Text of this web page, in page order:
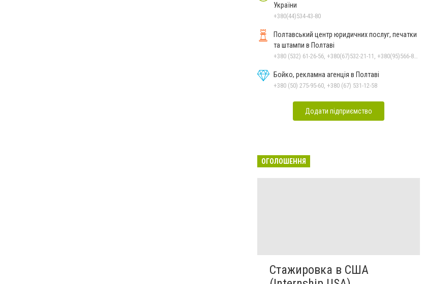
України
+380(44)534-43-80
Полтавський центр юридичних послуг, печатки
та штампи в Полтаві
Бойко, рекламна агенція в Полтаві
+380 (50) 275-95-60, +380 (67) 531-12-58
Додати підприємство
ОГОЛОШЕННЯ
Стажировка в США